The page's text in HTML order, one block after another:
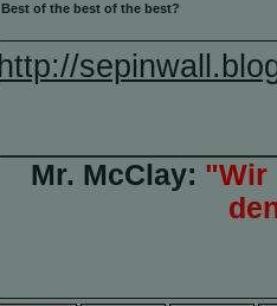
Best of the best of the best?
http://
Mr. McClay: "Wir